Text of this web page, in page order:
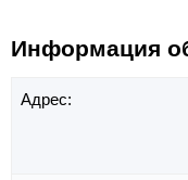
Информация
Адрес: